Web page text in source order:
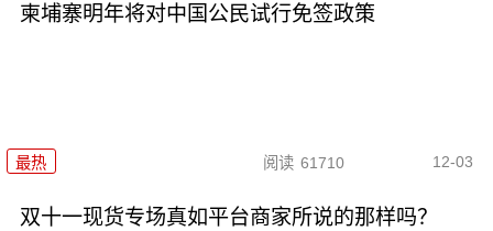
柬埔寨明年将对中国公民试行免签政策
最热 阅读 61710 12-03
双十一现货专场真如平台商家所说的那样吗？